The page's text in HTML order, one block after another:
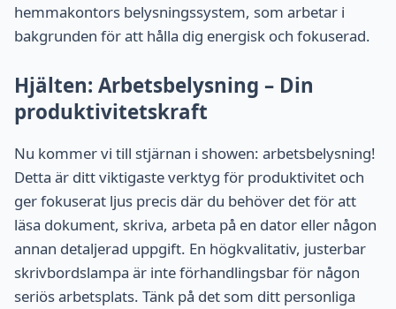
hemmakontors belysningssystem, som arbetar i
bakgrunden för att hålla dig energisk och fokuserad.
Hjälten: Arbetsbelysning – Din
produktivitetskraft
Nu kommer vi till stjärnan i showen: arbetsbelysning!
Detta är ditt viktigaste verktyg för produktivitet och
ger fokuserat ljus precis där du behöver det för att
läsa dokument, skriva, arbeta på en dator eller någon
annan detaljerad uppgift. En högkvalitativ, justerbar
skrivbordslampa är inte förhandlingsbar för någon
seriös arbetsplats. Tänk på det som ditt personliga